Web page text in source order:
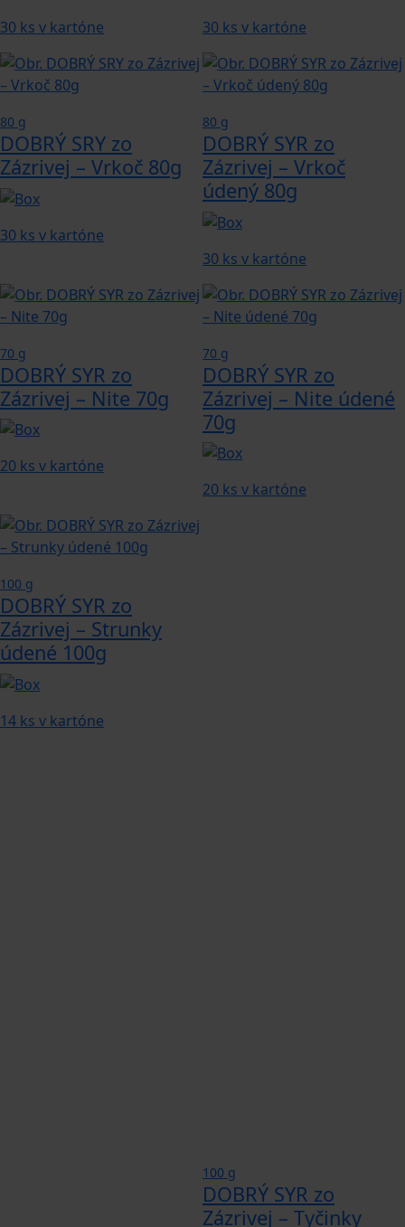
30 ks v kartóne 30 ks v kartóne
80 g
DOBRÝ SRY zo
Zázrivej – Vrkoč 80g
30 ks v kartóne
80 g
DOBRÝ SYR zo
Zázrivej – Vrkoč
údený 80g
30 ks v kartóne
70 g
DOBRÝ SYR zo
Zázrivej – Nite 70g
20 ks v kartóne
70 g
DOBRÝ SYR zo
Zázrivej – Nite údené
70g
20 ks v kartóne
100 g
DOBRÝ SYR zo
Zázrivej – Strunky
údené 100g
14 ks v kartóne
100 g
DOBRÝ SYR zo
Zázrivej – Tyčinky